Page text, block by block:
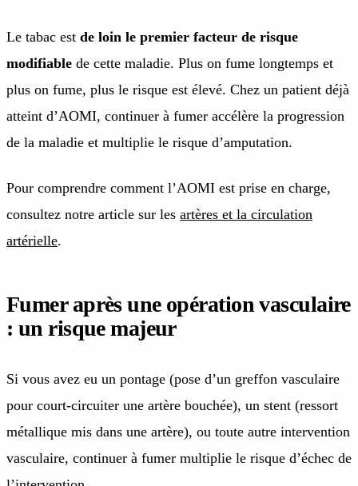
Le tabac est de loin le premier facteur de risque
modifiable de cette maladie. Plus on fume longtemps et
plus on fume, plus le risque est élevé. Chez un patient déjà
atteint d’AOMI, continuer à fumer accélère la progression
de la maladie et multiplie le risque d’amputation.
Pour comprendre comment l’AOMI est prise en charge,
consultez notre article sur les artères et la circulation
artérielle.
Fumer après une opération vasculaire
: un risque majeur
Si vous avez eu un pontage (pose d’un greffon vasculaire
pour court-circuiter une artère bouchée), un stent (ressort
métallique mis dans une artère), ou toute autre intervention
vasculaire, continuer à fumer multiplie le risque d’échec de